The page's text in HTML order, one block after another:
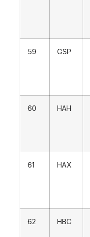
59 GSP
60 HAH
61 HAX
62 HBC